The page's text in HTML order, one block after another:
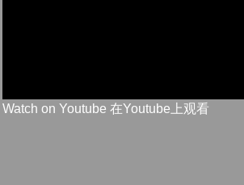
Watch on Youtube 在Youtube上观看